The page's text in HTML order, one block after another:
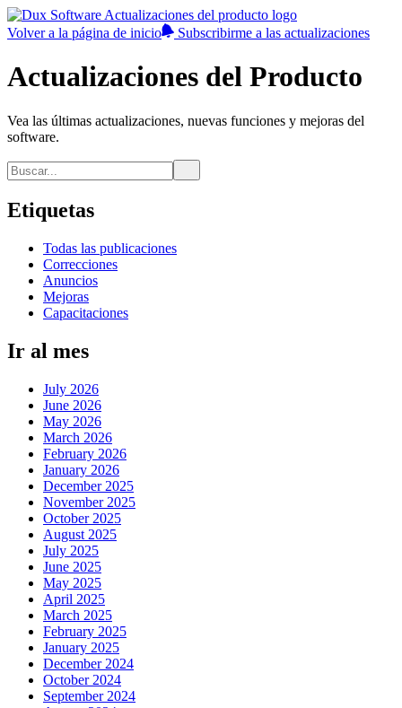
Volver a la página de inicio Subscribirme a las actualizaciones
Actualizaciones del Producto
Vea las últimas actualizaciones, nuevas funciones y mejoras del
software.
Etiquetas
Todas las publicaciones
Correcciones
Anuncios
Mejoras
Capacitaciones
Ir al mes
July 2026
June 2026
May 2026
March 2026
February 2026
January 2026
December 2025
November 2025
October 2025
August 2025
July 2025
June 2025
May 2025
April 2025
March 2025
February 2025
January 2025
December 2024
October 2024
September 2024